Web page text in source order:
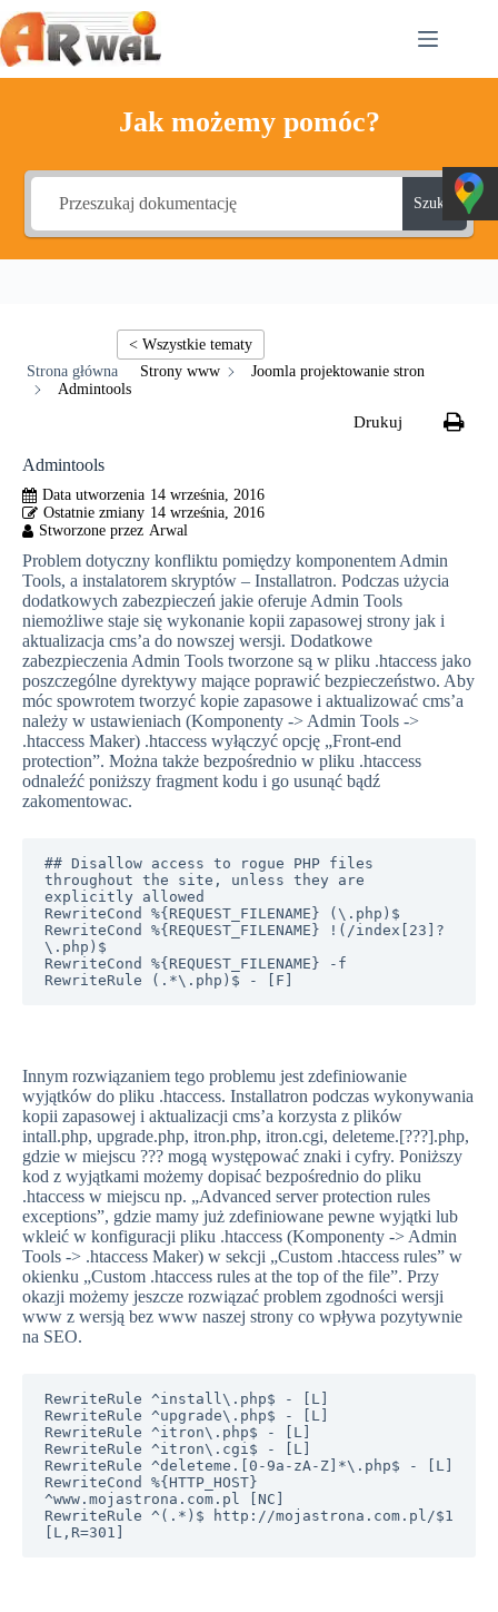
Przejdź
do
treści
Jak możemy pomóc?
Szukaj
Strony www
Joomla projektowanie stron
Admintools
Admintools
14 września, 2016
14 września, 2016
Problem dotyczny konfliktu pomiędzy komponentem Admin
Tools, a instalatorem skryptów – Installatron. Podczas użycia
dodatkowych zabezpieczeń jakie oferuje Admin Tools
niemożliwe staje się wykonanie kopii zapasowej strony jak i
aktualizacja cms’a do nowszej wersji. Dodatkowe
zabezpieczenia Admin Tools tworzone są w pliku .htaccess jako
poszczególne dyrektywy mające poprawić bezpieczeństwo. Aby
móc spowrotem tworzyć kopie zapasowe i aktualizować cms’a
należy w ustawieniach (Komponenty -> Admin Tools ->
.htaccess Maker) .htaccess wyłączyć opcję „Front-end
protection”. Można także bezpośrednio w pliku .htaccess
odnaleźć poniższy fragment kodu i go usunąć bądź
zakomentowac.
## Disallow access to rogue PHP files
throughout the site, unless they are
explicitly allowed
RewriteCond %{REQUEST_FILENAME} (\.php)$
RewriteCond %{REQUEST_FILENAME} !(/index[23]?
\.php)$
RewriteCond %{REQUEST_FILENAME} -f
RewriteRule (.*\.php)$ - [F]
Innym rozwiązaniem tego problemu jest zdefiniowanie
wyjątków do pliku .htaccess. Installatron podczas wykonywania
kopii zapasowej i aktualizacji cms’a korzysta z plików
intall.php, upgrade.php, itron.php, itron.cgi, deleteme.[???].php,
gdzie w miejscu ??? mogą występować znaki i cyfry. Poniższy
kod z wyjątkami możemy dopisać bezpośrednio do pliku
.htaccess w miejscu np. „Advanced server protection rules
exceptions”, gdzie mamy już zdefiniowane pewne wyjątki lub
wkleić w konfiguracji pliku .htaccess (Komponenty -> Admin
Tools -> .htaccess Maker) w sekcji „Custom .htaccess rules” w
okienku „Custom .htaccess rules at the top of the file”. Przy
okazji możemy jeszcze rozwiązać problem zgodności wersji
www z wersją bez www naszej strony co wpływa pozytywnie
na SEO.
RewriteRule ^install\.php$ - [L]
RewriteRule ^upgrade\.php$ - [L]
RewriteRule ^itron\.php$ - [L]
RewriteRule ^itron\.cgi$ - [L]
RewriteRule ^deleteme.[0-9a-zA-Z]*\.php$ - [L]
RewriteCond %{HTTP_HOST}
^www.mojastrona.com.pl [NC]
RewriteRule ^(.*)$ http://mojastrona.com.pl/$1
[L,R=301]